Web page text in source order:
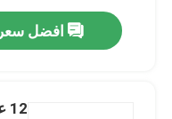
افضل سعر